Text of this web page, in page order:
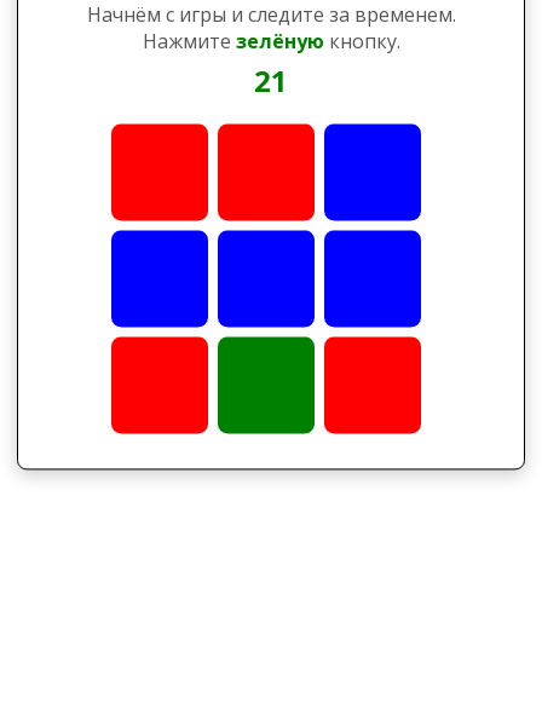
Начнём с игры и следите за временем.
Нажмите зелёную кнопку.
21